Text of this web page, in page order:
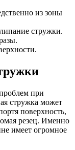
из зоны
стружки.
при
стружка может
поверхность,
резец. Именно
имеет огромное